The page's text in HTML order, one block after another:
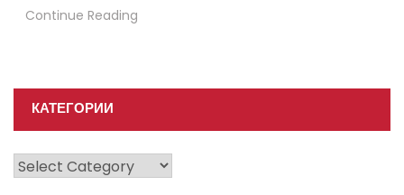
Continue Reading
КАТЕГОРИИ
Категории